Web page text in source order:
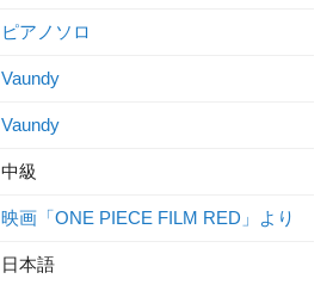
ピアノソロ
Vaundy
Vaundy
中級
映画「ONE PIECE FILM RED」より
日本語